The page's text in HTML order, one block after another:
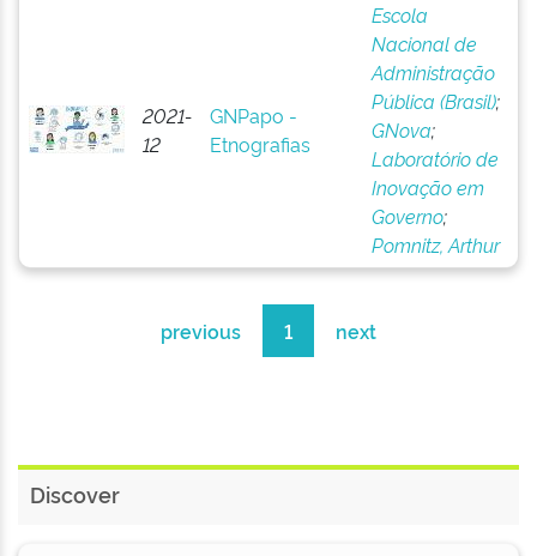
2021-
12
GNPapo -
Etnografias
Escola
Nacional de
Administração
Pública (Brasil);
GNova;
Laboratório de
Inovação em
Governo;
Pomnitz, Arthur
previous 1 next
Discover